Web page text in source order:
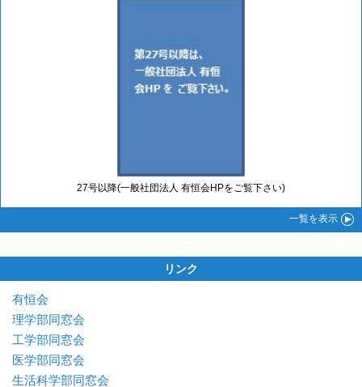
27号以降(一般社団法人 有恒会HPをご覧下さい)
一覧を表示
リンク
有恒会
理学部同窓会
工学部同窓会
医学部同窓会
生活科学部同窓会